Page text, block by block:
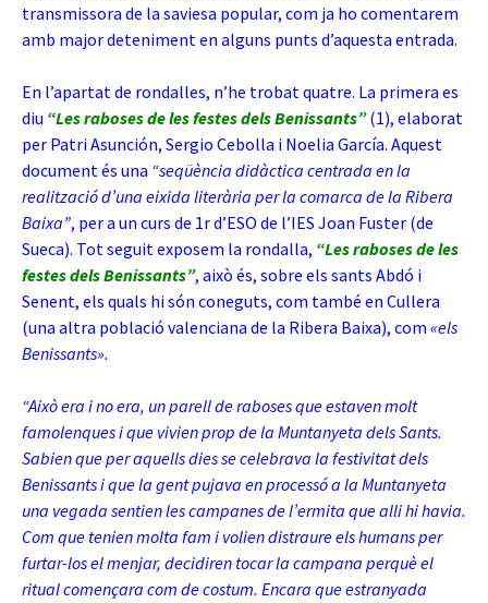
transmissora de la saviesa popular, com ja ho comentarem
amb major deteniment en alguns punts d’aquesta entrada.
En l’apartat de rondalles, n’he trobat quatre. La primera es
diu “Les raboses de les festes dels Benissants”(1), elaborat
per Patri Asunción, Sergio Cebolla i Noelia García. Aquest
document és una “seqüència didàctica centrada en la
realització d’una eixida literària per la comarca de la Ribera
Baixa”, per a un curs de 1r d’ESO de l’IES Joan Fuster (de
Sueca). Tot seguit exposem la rondalla, “Les raboses de les
festes dels Benissants”, això és, sobre els sants Abdó i
Senent, els quals hi són coneguts, com també en Cullera
(una altra població valenciana de la Ribera Baixa), com «els
Benissants».
“Això era i no era, un parell de raboses que estaven molt
famolenques i que vivien prop de la Muntanyeta dels Sants.
Sabien que per aquells dies se celebrava la festivitat dels
Benissants i que la gent pujava en processó a la Muntanyeta
una vegada sentien les campanes de l’ermita que alli hi havia.
Com que tenien molta fam i volien distraure els humans per
furtar-los el menjar, decidiren tocar la campana perquè el
ritual començara com de costum. Encara que estranyada